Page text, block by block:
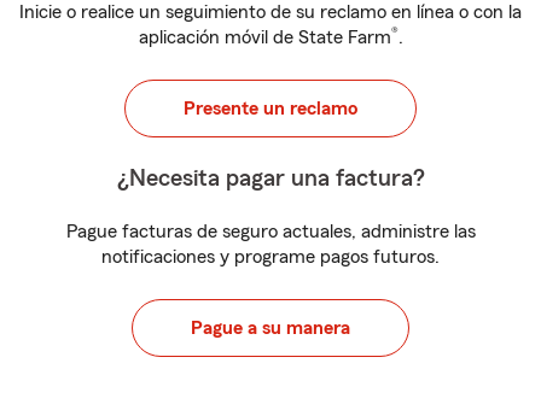
Inicie o realice un seguimiento de su reclamo en línea o con la
aplicación móvil de State Farm®.
Presente un reclamo
¿Necesita pagar una factura?
Pague facturas de seguro actuales, administre las
notificaciones y programe pagos futuros.
Pague a su manera